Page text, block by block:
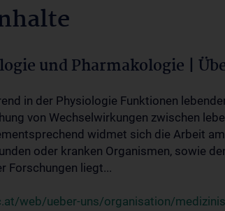
und Pharmakologie |
in der Physiologie Funktionen
von Wechselwirkungen zwischen
widmet sich die Arbeit
oder kranken Organismen, sowie
Forschungen liegt...
web/ueber-uns/organisation/